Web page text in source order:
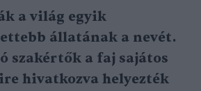
a világ egyik
állatának a nevét.
szakértők a faj sajátos
hivatkozva helyezték